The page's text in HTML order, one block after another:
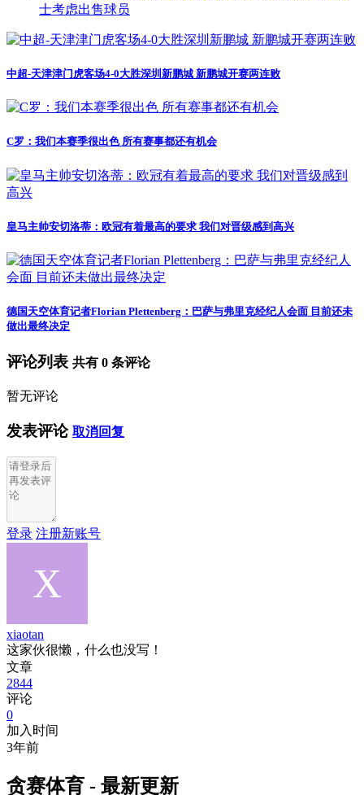
士考虑出售球员
中超-天津津门虎客场4-0大胜深圳新鹏城 新鹏城开赛两连败
C罗：我们本赛季很出色 所有赛事都还有机会
皇马主帅安切洛蒂：欧冠有着最高的要求 我们对晋级感到高兴
德国天空体育记者Florian Plettenberg：巴萨与弗里克经纪人会面 目前还未
做出最终决定
评论列表 共有 0 条评论
暂无评论
发表评论 取消回复
登录 注册新账号
xiaotan
这家伙很懒，什么也没写！
文章
2844
评论
0
加入时间
3年前
贪赛体育 - 最新更新